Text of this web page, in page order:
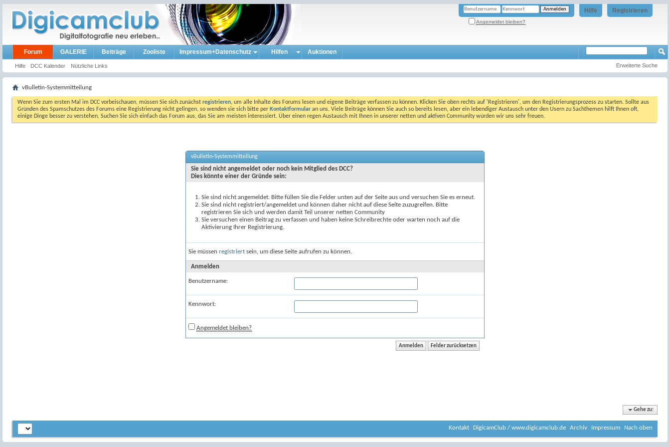
Registrieren
Hilfe
Angemeldet bleiben?
Forum
Hilfe DCC Kalender Nützliche Links
GALERIE Beiträge Zooliste Impressum+Datenschutz Hilfen Auktionen
Erweiterte Suche
vBulletin-Systemmitteilung
Wenn Sie zum ersten Mal im DCC vorbeischauen, müssen Sie sich zunächst registrieren, um alle Inhalte des Forums lesen und eigene Beiträge verfassen zu können. Klicken Sie oben rechts auf 'Registrieren', um den Registrierungsprozess zu starten. Sollte aus
Gründen des Spamschutzes des Forums eine Registrierung nicht gelingen, so wenden sie sich bitte per Kontaktformular an uns. Viele Beiträge können Sie auch so bereits lesen, aber ein lebendiger Austausch unter den Usern zu Sachthemen hilft Ihnen oft,
einige Dinge besser zu verstehen. Suchen Sie sich einfach das Forum aus, das Sie am meisten interessiert. Über einen regen Austausch mit Ihnen in unserer netten und aktiven Community würden wir uns sehr freuen.
vBulletin-Systemmitteilung
Sie sind nicht angemeldet oder noch kein Mitglied des DCC?
Dies könnte einer der Gründe sein:
Sie sind nicht angemeldet. Bitte füllen Sie die Felder unten auf der Seite aus und versuchen Sie es erneut.
Sie sind nicht registriert/angemeldet und können daher nicht auf diese Seite zuzugreifen. Bitte
registrieren Sie sich und werden damit Teil unserer netten Community
Sie versuchen einen Beitrag zu verfassen und haben keine Schreibrechte oder warten noch auf die
Aktivierung Ihrer Registrierung.
Sie müssen registriert sein, um diese Seite aufrufen zu können.
Anmelden
Benutzername:
Kennwort:
Angemeldet bleiben?
Gehe zu:
Kontakt DigicamClub / www.digicamclub.de Archiv Impressum Nach oben